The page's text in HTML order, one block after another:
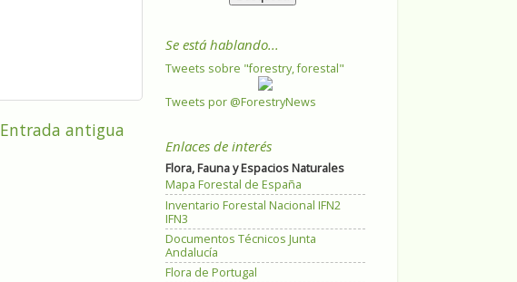
Entrada antigua
Se está hablando...
Tweets sobre "forestry, forestal"
Tweets por @ForestryNews
Enlaces de interés
Flora, Fauna y Espacios Naturales
Mapa Forestal de España
Inventario Forestal Nacional IFN2
IFN3
Documentos Técnicos Junta
Andalucía
Flora de Portugal